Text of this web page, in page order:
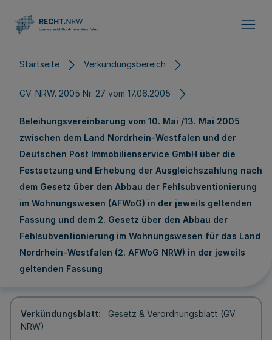
Startseite Verkündungsbereich
GV. NRW. 2005 Nr. 27 vom 17.06.2005
Beleihungsvereinbarung vom 10. Mai /13. Mai 2005
zwischen dem Land Nordrhein-Westfalen und der
Deutschen Post Immobilienservice GmbH über die
Festsetzung und Erhebung der Ausgleichszahlung nach
dem Gesetz über den Abbau der Fehlsubventionierung
im Wohnungswesen (AFWoG) in der jeweils geltenden
Fassung und dem 2. Gesetz über den Abbau der
Fehlsubventionierung im Wohnungswesen für das Land
Nordrhein-Westfalen (2. AFWoG NRW) in der jeweils
geltenden Fassung
Verkündungsblatt
Gesetz & Verordnungsblatt (GV.
NRW)